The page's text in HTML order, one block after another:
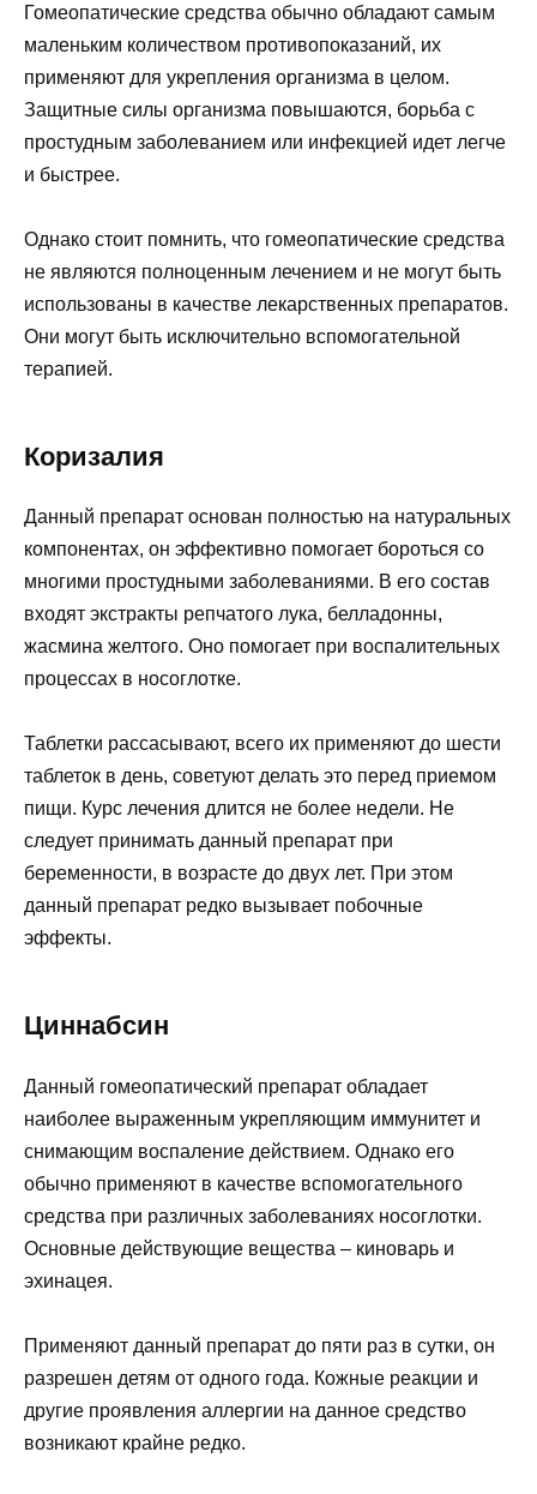
Гомеопатические средства обычно обладают самым
маленьким количеством противопоказаний, их
применяют для укрепления организма в целом.
Защитные силы организма повышаются, борьба с
простудным заболеванием или инфекцией идет легче
и быстрее.
Однако стоит помнить, что гомеопатические средства
не являются полноценным лечением и не могут быть
использованы в качестве лекарственных препаратов.
Они могут быть исключительно вспомогательной
терапией.
Коризалия
Данный препарат основан полностью на натуральных
компонентах, он эффективно помогает бороться со
многими простудными заболеваниями. В его состав
входят экстракты репчатого лука, белладонны,
жасмина желтого. Оно помогает при воспалительных
процессах в носоглотке.
Таблетки рассасывают, всего их применяют до шести
таблеток в день, советуют делать это перед приемом
пищи. Курс лечения длится не более недели. Не
следует принимать данный препарат при
беременности, в возрасте до двух лет. При этом
данный препарат редко вызывает побочные
эффекты.
Циннабсин
Данный гомеопатический препарат обладает
наиболее выраженным укрепляющим иммунитет и
снимающим воспаление действием. Однако его
обычно применяют в качестве вспомогательного
средства при различных заболеваниях носоглотки.
Основные действующие вещества – киноварь и
эхинацея.
Применяют данный препарат до пяти раз в сутки, он
разрешен детям от одного года. Кожные реакции и
другие проявления аллергии на данное средство
возникают крайне редко.